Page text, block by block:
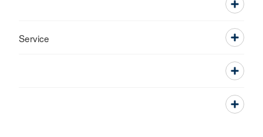
Service